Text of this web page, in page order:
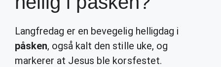
Langfredag er en bevegelig helligdag i
påsken, også kalt den stille uke, og
markerer at Jesus ble korsfestet.